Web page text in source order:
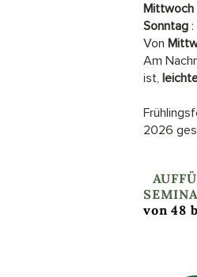
Mittwoch
Sonntag
Von
Am
ist,
2026
von 48